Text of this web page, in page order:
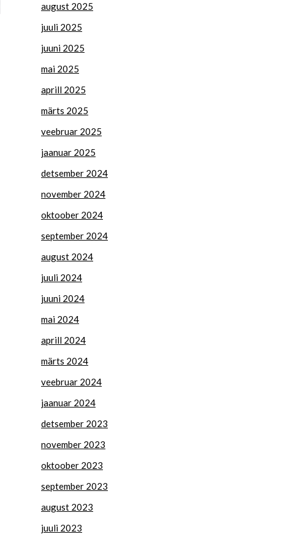
august 2025
juuli 2025
juuni 2025
mai 2025
aprill 2025
märts 2025
veebruar 2025
jaanuar 2025
detsember 2024
november 2024
oktoober 2024
september 2024
august 2024
juuli 2024
juuni 2024
mai 2024
aprill 2024
märts 2024
veebruar 2024
jaanuar 2024
detsember 2023
november 2023
oktoober 2023
september 2023
august 2023
juuli 2023